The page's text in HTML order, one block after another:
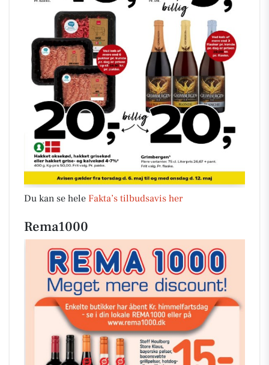
Du kan se hele Fakta’s tilbudsavis her
Rema1000